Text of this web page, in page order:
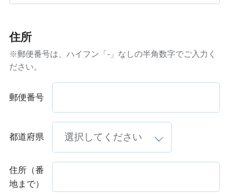
住所
※郵便番号は、ハイフン「-」なしの半角数字でご入力く
ださい。
郵便番号
都道府県
住所（番
地まで）